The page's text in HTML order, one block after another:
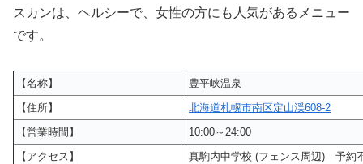
スカンは、ヘルシーで、女性の方にも人気があるメニュー
です。
【名称】
豊平峡温泉
【住所】
北海道札幌市南区定山渓608-2
【営業時間】
10:00～24:00
【アクセス】
真駒内中学校 (フェンス周辺) 予